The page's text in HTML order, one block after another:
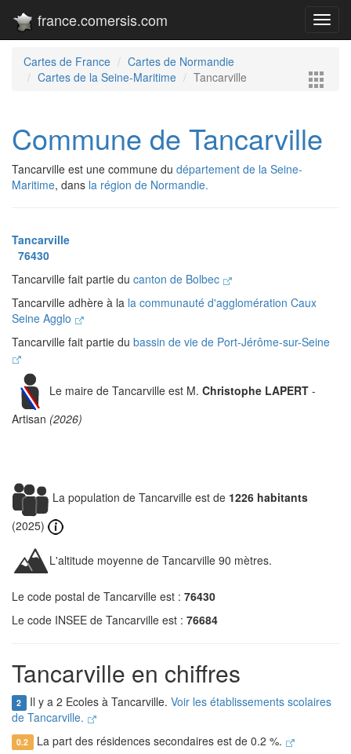
france.comersis.com
Cartes de France
Cartes de Normandie
Cartes de la Seine-Maritime
Tancarville
Commune de Tancarville
Tancarville est une commune du département de la Seine-
Maritime, dans la région de Normandie.
Tancarville
76430
Tancarville fait partie du canton de Bolbec
Tancarville adhère à la la communauté d'agglomération Caux
Seine Agglo
Tancarville fait partie du bassin de vie de Port-Jérôme-sur-Seine
Le maire de Tancarville est M. Christophe LAPERT -
Artisan (2026)
La population de Tancarville est de 1226 habitants
(2025)
L'altitude moyenne de Tancarville 90 mètres.
Le code postal de Tancarville est : 76430
Le code INSEE de Tancarville est : 76684
Tancarville en chiffres
2 Il y a 2 Ecoles à Tancarville. Voir les établissements scolaires
de Tancarville.
0.2 La part des résidences secondaires est de 0.2 %.